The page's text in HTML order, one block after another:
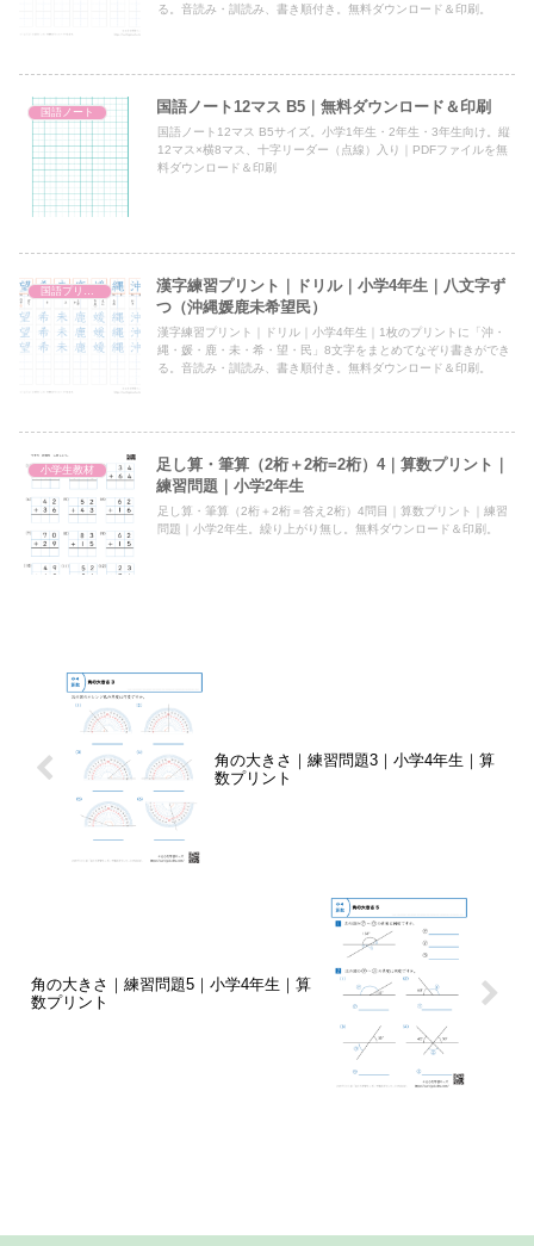
る。音読み・訓読み、書き順付き。無料ダウンロード＆印刷。
国語ノート 国語ノート12マス B5｜無料ダウンロード＆印刷
国語ノート12マス B5サイズ。小学1年生・2年生・3年生向け。縦
12マス×横8マス、十字リーダー（点線）入り｜PDFファイルを無
料ダウンロード＆印刷
漢字練習プリント｜ドリル｜小学4年生｜八文字ず
つ（沖縄媛鹿未希望民）
漢字練習プリント｜ドリル｜小学4年生｜1枚のプリントに「沖・
縄・媛・鹿・未・希・望・民」8文字をまとめてなぞり書きができ
る。音読み・訓読み、書き順付き。無料ダウンロード＆印刷。
小学生教材
足し算・筆算（2桁＋2桁=2桁）4｜算数プリント｜
練習問題｜小学2年生
足し算・筆算（2桁＋2桁＝答え2桁）4問目｜算数プリント｜練習
問題｜小学2年生。繰り上がり無し。無料ダウンロード＆印刷。
角の大きさ｜練習問題3｜小学4年生｜算
数プリント
角の大きさ｜練習問題5｜小学4年生｜算
数プリント